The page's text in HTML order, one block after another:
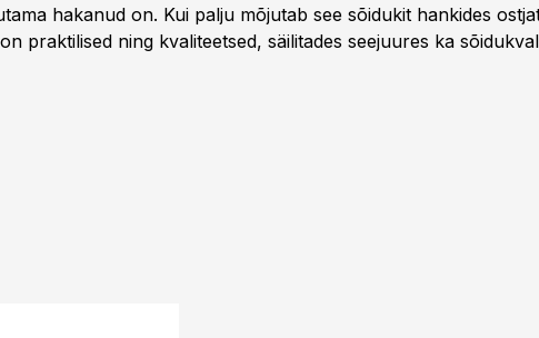
hakanud on. Kui palju mõjutab see sõidukit hankides
praktilised ning kvaliteetsed, säilitades seejuures ka